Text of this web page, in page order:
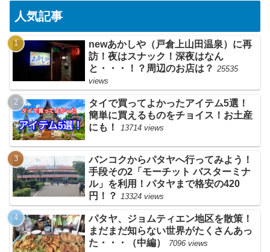
人気記事
newあかしや（戸倉上山田温泉）に再
訪！夜はスナック！深夜はなん
と・・・！？周辺のお店は？ 25535
views
タイで買ってよかったアイテム5選！
簡単に買えるものをチョイス！お土産
にも！
13714 views
バンコクからパタヤへ行ってみよう！
手段その2「モーチット バスターミナ
ル」を利用！パタヤまで格安の420
円！？ 13324 views
パタヤ、ジョムティエン地区を散策！
まだまだ知らない世界がたくさんあっ
た・・・（中編）
7096 views